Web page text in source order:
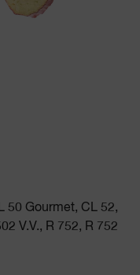
50 Gourmet, CL 52,
V.V., R 752, R 752